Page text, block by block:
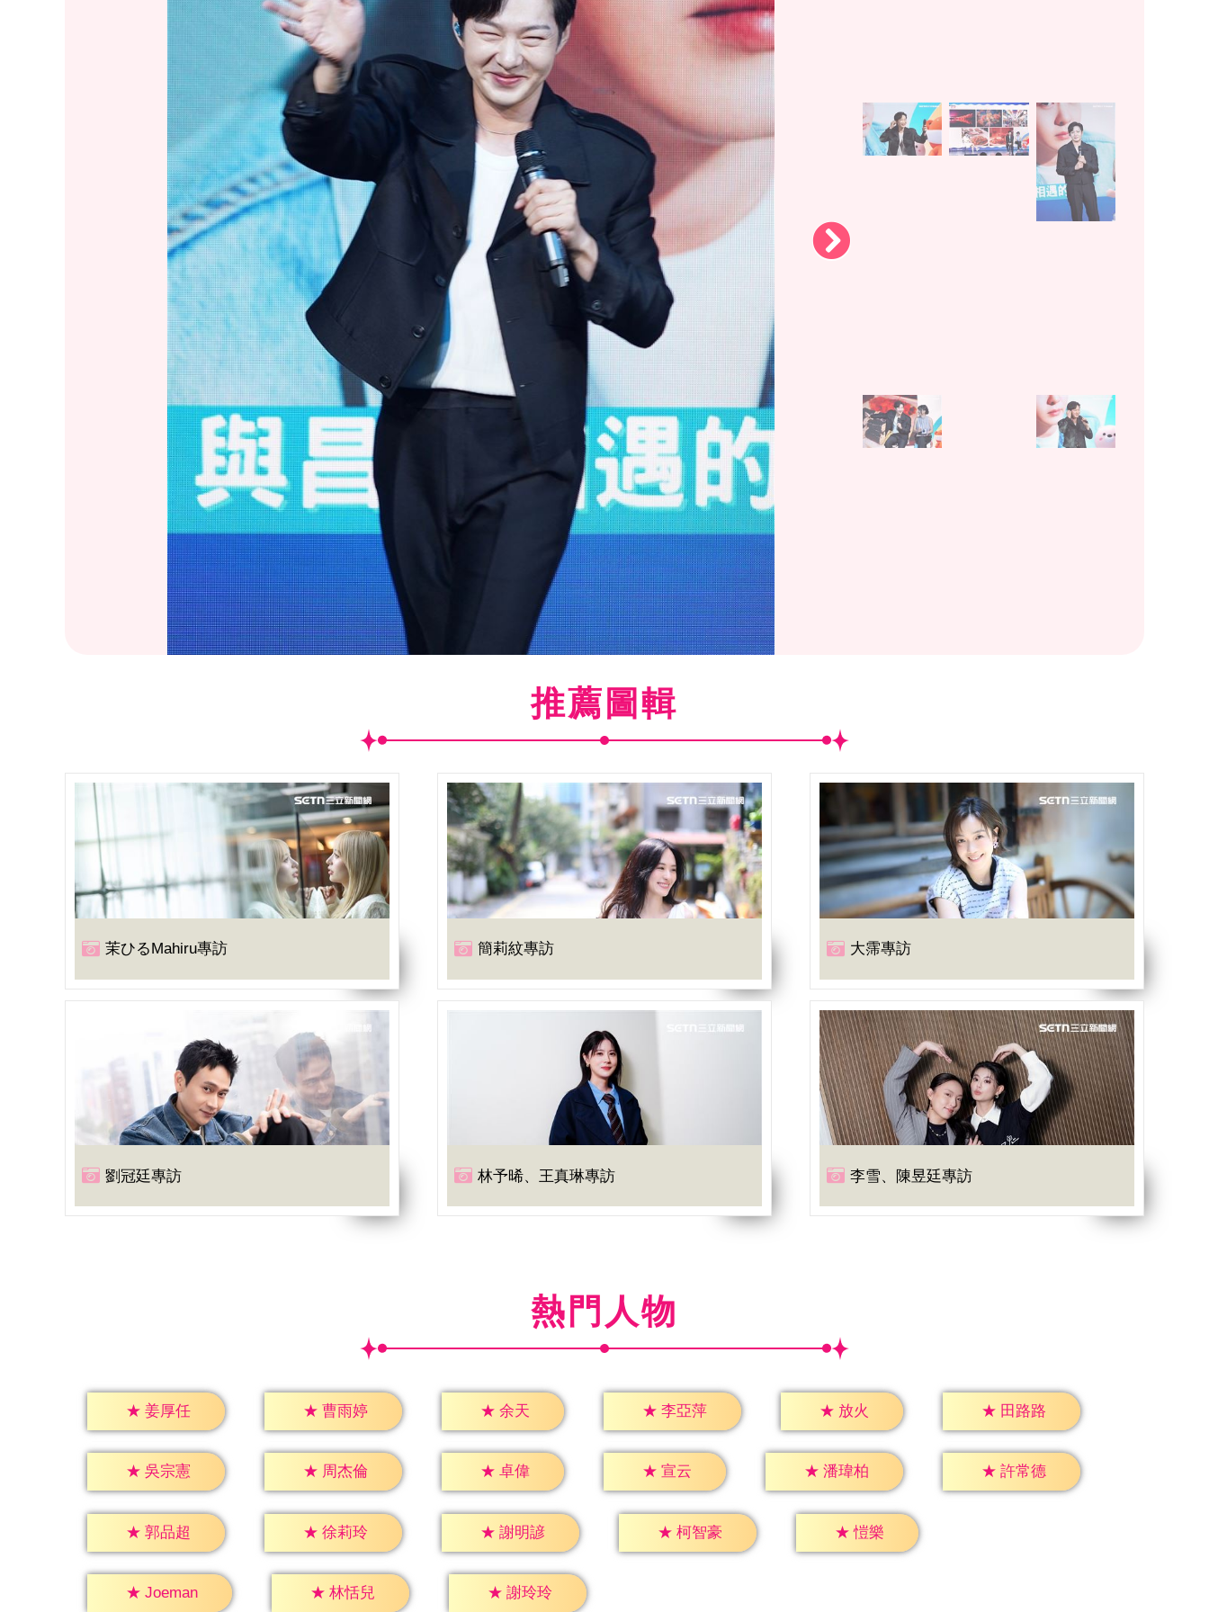
/8)2024韓國文化觀光大展BTOB李昌燮（圖／記者趙于瑩攝影）
推薦圖輯
茉ひるMahiru專訪 簡莉紋專訪 大霈專訪
劉冠廷專訪 林予晞、王真琳專訪 李雪、陳昱廷專訪
熱門人物
★ 姜厚任 ★ 曹雨婷 ★ 余天 ★ 李亞萍 ★ 放火 ★ 田路路
★ 吳宗憲 ★ 周杰倫 ★ 卓偉 ★ 宣云 ★ 潘瑋柏 ★ 許常德
★ 郭品超 ★ 徐莉玲 ★ 謝明諺 ★ 柯智豪 ★ 愷樂
★ Joeman ★ 林恬兒 ★ 謝玲玲